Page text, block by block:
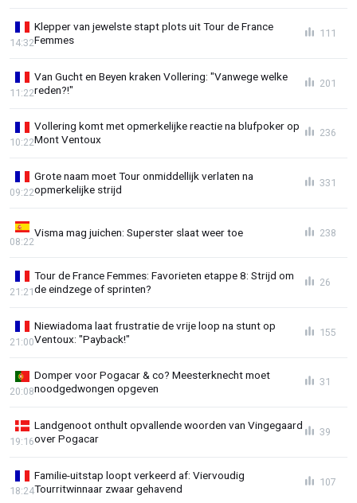
Klepper van jewelste stapt plots uit Tour de France
Femmes
14:32
111
Van Gucht en Beyen kraken Vollering: "Vanwege welke
reden?!"
11:22
201
Vollering komt met opmerkelijke reactie na blufpoker op
Mont Ventoux
10:22
236
Grote naam moet Tour onmiddellijk verlaten na
opmerkelijke strijd
09:22
331
Visma mag juichen: Superster slaat weer toe
08:22
238
Tour de France Femmes: Favorieten etappe 8: Strijd om
de eindzege of sprinten?
21:21
26
Niewiadoma laat frustratie de vrije loop na stunt op
Ventoux: "Payback!"
21:00
155
Domper voor Pogacar & co? Meesterknecht moet
noodgedwongen opgeven
20:08
31
Landgenoot onthult opvallende woorden van Vingegaard
over Pogacar
19:16
39
Familie-uitstap loopt verkeerd af: Viervoudig
Tourritwinnaar zwaar gehavend
18:24
107